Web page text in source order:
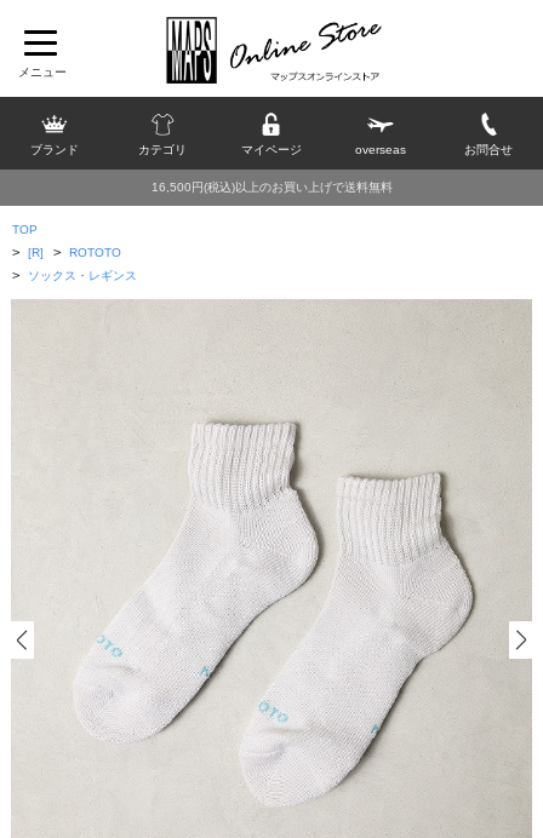
ブランド カテゴリ マイページ overseas お問合せ
16,500円(税込)以上のお買い上げで送料無料
TOP
> [R] > ROTOTO
> ソックス・レギンス